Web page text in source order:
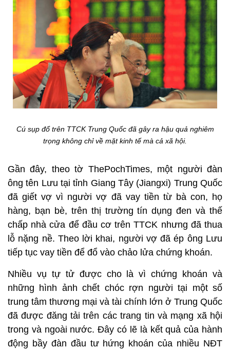
Cú sụp đổ trên TTCK Trung Quốc đã gây ra hậu quả nghiêm
trọng không chỉ về mặt kinh tế mà cả xã hội.
Gần đây, theo tờ ThePochTimes, một người đàn
ông tên Lưu tại tỉnh Giang Tây (Jiangxi) Trung Quốc
đã giết vợ vì người vợ đã vay tiền từ bà con, họ
hàng, bạn bè, trên thị trường tín dụng đen và thế
chấp nhà cửa để đầu cơ trên TTCK nhưng đã thua
lỗ nặng nề. Theo lời khai, người vợ đã ép ông Lưu
tiếp tục vay tiền để đổ vào chảo lửa chứng khoán.
Nhiều vụ tự tử được cho là vì chứng khoán và
những hình ảnh chết chóc rợn người tại một số
trung tâm thương mại và tài chính lớn ở Trung Quốc
đã được đăng tải trên các trang tin và mạng xã hội
trong và ngoài nước. Đây có lẽ là kết quả của hành
động bầy đàn đầu tư hứng khoán của nhiều NĐT